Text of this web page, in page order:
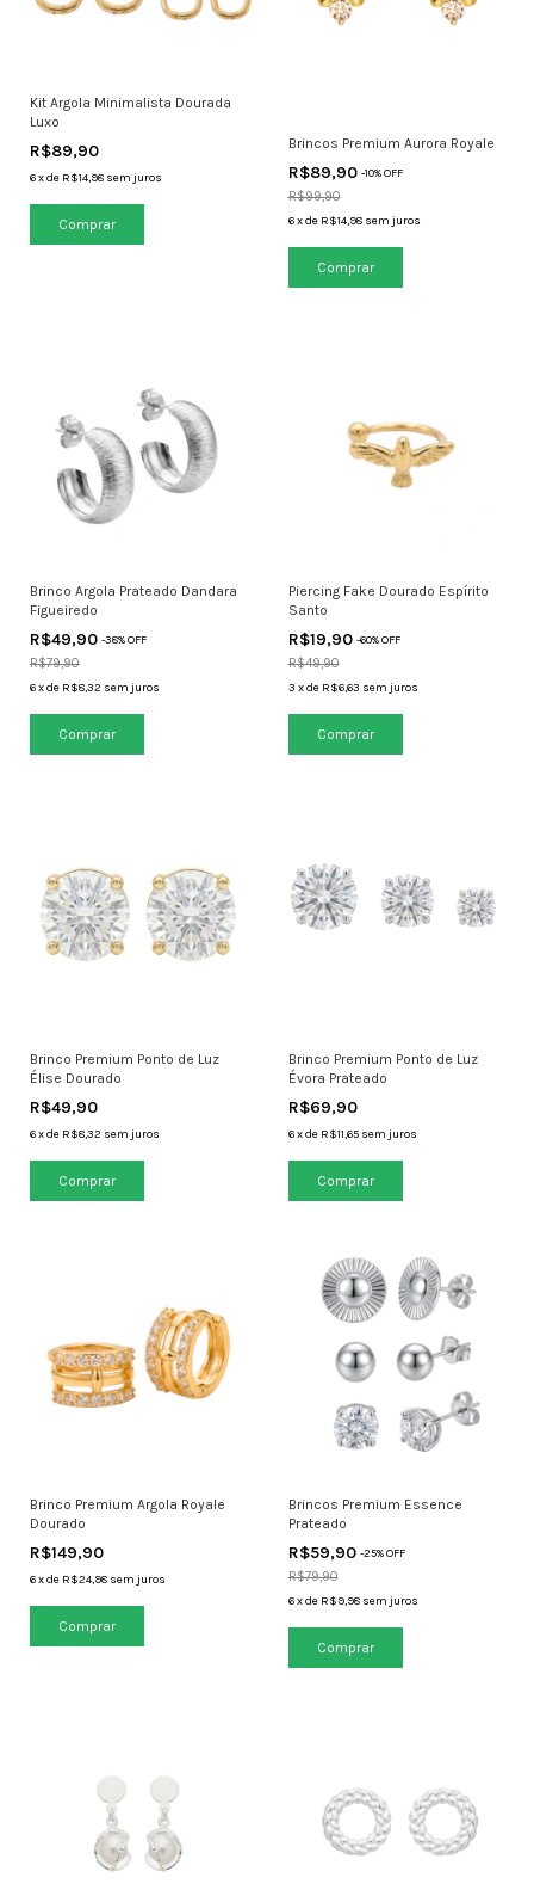
Kit Argola Minimalista Dourada
Luxo
R$89,90
6xde R$14,98 sem juros
Brincos Premium Aurora Royale
R$89,90 -10% OFF
R$99,90
6 xde R$14,98 sem juros
Brinco Argola Prateado Dandara
Figueiredo
R$49,90 -38% OFF
R$79,90
6xde R$8,32 sem juros
Piercing Fake Dourado Espírito
Santo
R$19,90 -60% OFF
R$49,90
3 xde R$6,63 sem juros
Brinco Premium Ponto de Luz
Élise Dourado
R$49,90
6xde R$8,32 sem juros
Brinco Premium Ponto de Luz
Évora Prateado
R$69,90
6 xde R$11,65 sem juros
Brinco Premium Argola Royale
Dourado
R$149,90
6xde R$24,98 sem juros
Brincos Premium Essence
Prateado
R$59,90 -25% OFF
R$79,90
6 xde R$9,98 sem juros